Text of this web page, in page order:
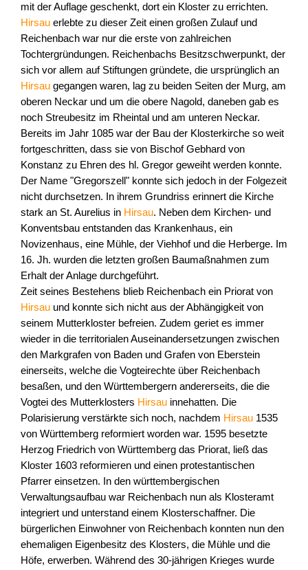
mit der Auflage geschenkt, dort ein Kloster zu errichten.
Hirsau erlebte zu dieser Zeit einen großen Zulauf und
Reichenbach war nur die erste von zahlreichen
Tochtergründungen. Reichenbachs Besitzschwerpunkt, der
sich vor allem auf Stiftungen gründete, die ursprünglich an
Hirsau gegangen waren, lag zu beiden Seiten der Murg, am
oberen Neckar und um die obere Nagold, daneben gab es
noch Streubesitz im Rheintal und am unteren Neckar.
Bereits im Jahr 1085 war der Bau der Klosterkirche so weit
fortgeschritten, dass sie von Bischof Gebhard von
Konstanz zu Ehren des hl. Gregor geweiht werden konnte.
Der Name "Gregorszell" konnte sich jedoch in der Folgezeit
nicht durchsetzen. In ihrem Grundriss erinnert die Kirche
stark an St. Aurelius in Hirsau. Neben dem Kirchen- und
Konventsbau entstanden das Krankenhaus, ein
Novizenhaus, eine Mühle, der Viehhof und die Herberge. Im
16. Jh. wurden die letzten großen Baumaßnahmen zum
Erhalt der Anlage durchgeführt.
Zeit seines Bestehens blieb Reichenbach ein Priorat von
Hirsau und konnte sich nicht aus der Abhängigkeit von
seinem Mutterkloster befreien. Zudem geriet es immer
wieder in die territorialen Auseinandersetzungen zwischen
den Markgrafen von Baden und Grafen von Eberstein
einerseits, welche die Vogteirechte über Reichenbach
besaßen, und den Württembergern andererseits, die die
Vogtei des Mutterklosters Hirsau innehatten. Die
Polarisierung verstärkte sich noch, nachdem Hirsau 1535
von Württemberg reformiert worden war. 1595 besetzte
Herzog Friedrich von Württemberg das Priorat, ließ das
Kloster 1603 reformieren und einen protestantischen
Pfarrer einsetzen. In den württembergischen
Verwaltungsaufbau war Reichenbach nun als Klosteramt
integriert und unterstand einem Klosterschaffner. Die
bürgerlichen Einwohner von Reichenbach konnten nun den
ehemaligen Eigenbesitz des Klosters, die Mühle und die
Höfe, erwerben. Während des 30-jährigen Krieges wurde